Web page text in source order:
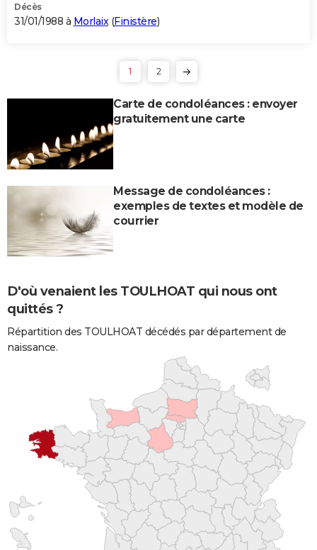
Décès
31/01/1988 à Morlaix (Finistère)
1 2
Carte de condoléances : envoyer
gratuitement une carte
Message de condoléances :
exemples de textes et modèle de
courrier
D'où venaient les TOULHOAT qui nous ont
quittés ?
Répartition des TOULHOAT décédés par département de
naissance.